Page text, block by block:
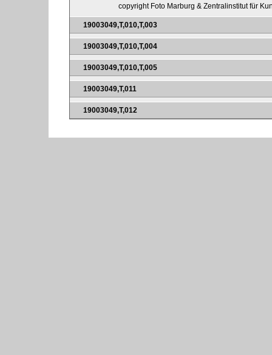
copyright Foto Marburg & Zentralinstitut für
19003049,T,010,T,003
19003049,T,010,T,004
19003049,T,010,T,005
19003049,T,011
19003049,T,012